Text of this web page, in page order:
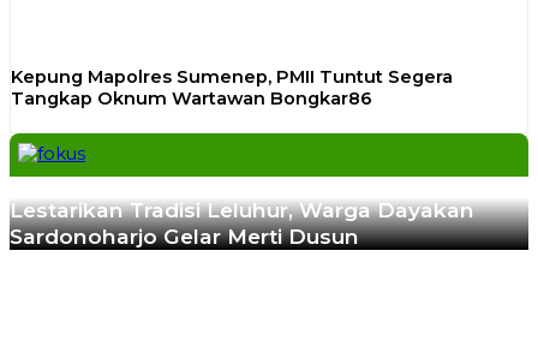
Kepung Mapolres Sumenep, PMII Tuntut Segera
Tangkap Oknum Wartawan Bongkar86
Previous
Next
Lestarikan Tradisi Leluhur, Warga Dayakan
Sardonoharjo Gelar Merti Dusun